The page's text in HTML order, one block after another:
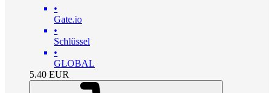
•
Gate.io
•
Schlüssel
•
GLOBAL
5.40 EUR